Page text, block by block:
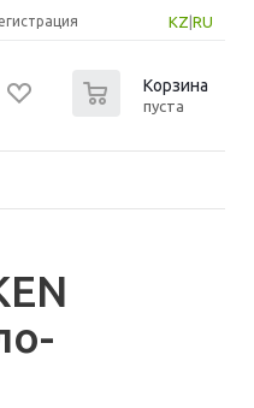
KZ RU
Корзина
пуста